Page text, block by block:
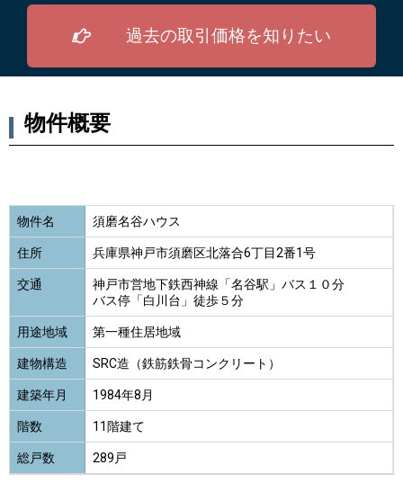
過去の取引価格を知りたい
物件概要
物件名 須磨名谷ハウス
住所 兵庫県神戸市須磨区北落合6丁目2番1号
交通
神戸市営地下鉄西神線「名谷駅」バス１０分
バス停「白川台」徒歩５分
用途地域 第一種住居地域
建物構造 SRC造（鉄筋鉄骨コンクリート）
建築年月 1984年8月
階数 11階建て
総戸数 289戸